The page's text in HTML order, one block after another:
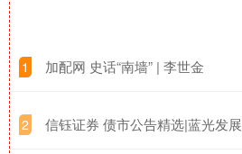
1 ​加配网 史话“南墙” | 李世金
2 信钰证券 债市公告精选|蓝光发